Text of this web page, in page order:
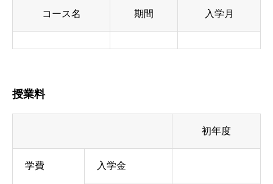
コース名 期間 入学月
授業料
初年度
学費 入学金